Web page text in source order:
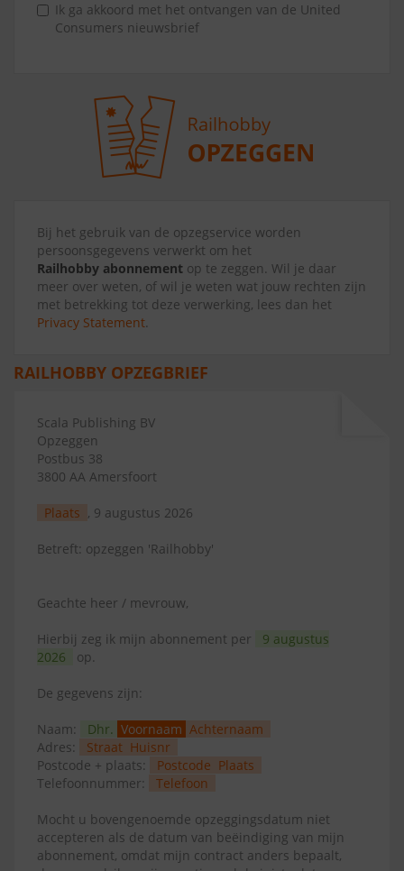
Ik ga akkoord met het ontvangen van de United
Consumers nieuwsbrief
Bij het gebruik van de opzegservice worden
persoonsgegevens verwerkt om het
Railhobby abonnement op te zeggen. Wil je daar
meer over weten, of wil je weten wat jouw rechten zijn
met betrekking tot deze verwerking, lees dan het
Privacy Statement.
RAILHOBBY OPZEGBRIEF
Scala Publishing BV
Opzeggen
Postbus 38
3800 AA Amersfoort
Plaats , 9 augustus 2026
Betreft: opzeggen 'Railhobby'
Geachte heer / mevrouw,
Hierbij zeg ik mijn abonnement per
9 augustus
2026
op.
De gegevens zijn:
Naam: Dhr. Voornaam Achternaam
Adres:
Straat Huisnr
Postcode + plaats:
Postcode Plaats
Telefoonnummer:
Telefoon
Mocht u bovengenoemde opzeggingsdatum niet
accepteren als de datum van beëindiging van mijn
abonnement, omdat mijn contract anders bepaalt,